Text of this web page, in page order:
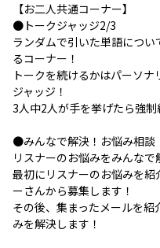
【お二人共通コーナー】
●トークジャッジ2/3
ランダムで引いた単語につ
るコーナー！
トークを続けるかはパーソ
ジャッジ！
3人中2人が手を挙げたら強制
●みんなで解決！お悩み相談
リスナーのお悩みをみんなで
最初にリスナーのお悩みを
ーさんから募集します！
その後、集まったメールを
みを解決します！